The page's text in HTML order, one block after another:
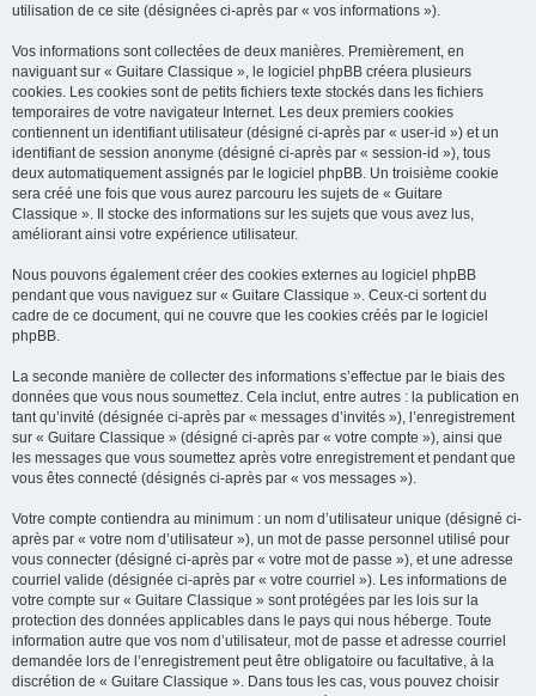
utilisation de ce site (désignées ci-après par « vos informations »).
Vos informations sont collectées de deux manières. Premièrement, en
naviguant sur « Guitare Classique », le logiciel phpBB créera plusieurs
cookies. Les cookies sont de petits fichiers texte stockés dans les fichiers
temporaires de votre navigateur Internet. Les deux premiers cookies
contiennent un identifiant utilisateur (désigné ci-après par « user-id ») et un
identifiant de session anonyme (désigné ci-après par « session-id »), tous
deux automatiquement assignés par le logiciel phpBB. Un troisième cookie
sera créé une fois que vous aurez parcouru les sujets de « Guitare
Classique ». Il stocke des informations sur les sujets que vous avez lus,
améliorant ainsi votre expérience utilisateur.
Nous pouvons également créer des cookies externes au logiciel phpBB
pendant que vous naviguez sur « Guitare Classique ». Ceux-ci sortent du
cadre de ce document, qui ne couvre que les cookies créés par le logiciel
phpBB.
La seconde manière de collecter des informations s’effectue par le biais des
données que vous nous soumettez. Cela inclut, entre autres : la publication en
tant qu’invité (désignée ci-après par « messages d’invités »), l’enregistrement
sur « Guitare Classique » (désigné ci-après par « votre compte »), ainsi que
les messages que vous soumettez après votre enregistrement et pendant que
vous êtes connecté (désignés ci-après par « vos messages »).
Votre compte contiendra au minimum : un nom d’utilisateur unique (désigné ci-
après par « votre nom d’utilisateur »), un mot de passe personnel utilisé pour
vous connecter (désigné ci-après par « votre mot de passe »), et une adresse
courriel valide (désignée ci-après par « votre courriel »). Les informations de
votre compte sur « Guitare Classique » sont protégées par les lois sur la
protection des données applicables dans le pays qui nous héberge. Toute
information autre que vos nom d’utilisateur, mot de passe et adresse courriel
demandée lors de l’enregistrement peut être obligatoire ou facultative, à la
discrétion de « Guitare Classique ». Dans tous les cas, vous pouvez choisir